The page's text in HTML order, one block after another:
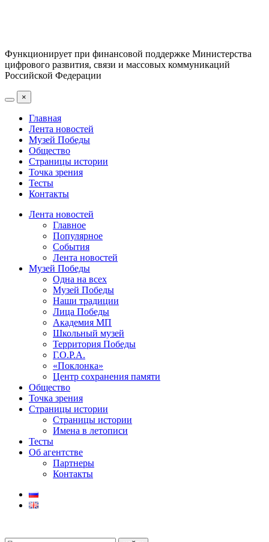
Функционирует при финансовой поддержке Министерства
цифрового развития, связи и массовых коммуникаций
Российской Федерации
×
Главная
Лента новостей
Музей Победы
Общество
Страницы истории
Точка зрения
Тесты
Контакты
Лента новостей
Главное
Популярное
События
Лента новостей
Музей Победы
Одна на всех
Музей Победы
Наши традиции
Лица Победы
Академия МП
Школьный музей
Территория Победы
Г.О.Р.А.
«Поклонка»
Центр сохранения памяти
Общество
Точка зрения
Страницы истории
Страницы истории
Имена в летописи
Тесты
Об агентстве
Партнеры
Контакты